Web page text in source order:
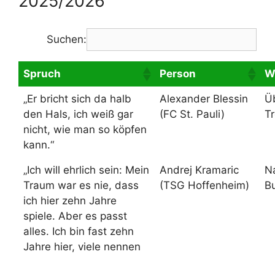
Suchen:
Spruch Person
„Er bricht sich da halb
den Hals, ich weiß gar
nicht, wie man so köpfen
kann.“
Alexander Blessin
(FC St. Pauli)
„Ich will ehrlich sein: Mein
Traum war es nie, dass
ich hier zehn Jahre
spiele. Aber es passt
alles. Ich bin fast zehn
Jahre hier, viele nennen
Andrej Kramaric
(TSG Hoffenheim)